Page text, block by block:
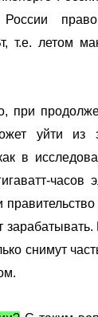
России
т.е. летом
при
уйти
в
часов
снимут